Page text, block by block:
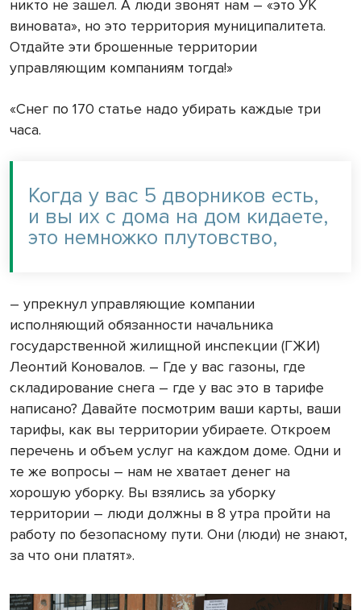
никто не зашел. А люди звонят нам – «это УК
виновата», но это территория муниципалитета.
Отдайте эти брошенные территории
управляющим компаниям тогда!»
«Снег по 170 статье надо убирать каждые три
часа.
Когда у вас 5 дворников есть,
и вы их с дома на дом кидаете,
это немножко плутовство,
– упрекнул управляющие компании
исполняющий обязанности начальника
государственной жилищной инспекции (ГЖИ)
Леонтий Коновалов. – Где у вас газоны, где
складирование снега – где у вас это в тарифе
написано? Давайте посмотрим ваши карты, ваши
тарифы, как вы территории убираете. Откроем
перечень и объем услуг на каждом доме. Одни и
те же вопросы – нам не хватает денег на
хорошую уборку. Вы взялись за уборку
территории – люди должны в 8 утра пройти на
работу по безопасному пути. Они (люди) не знают,
за что они платят».